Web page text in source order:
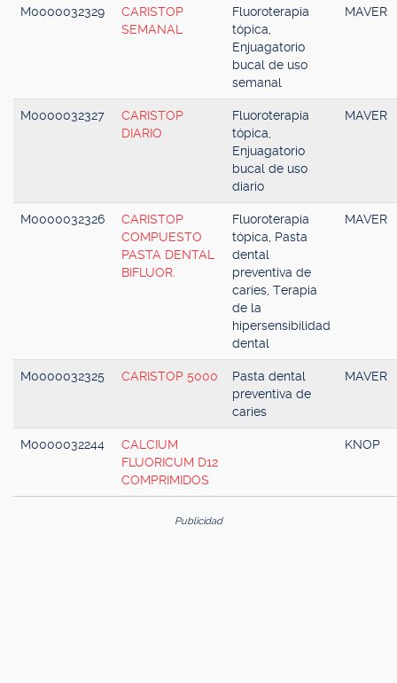
M0000032329
CARISTOP
SEMANAL
Fluoroterapia
tópica,
Enjuagatorio
bucal de uso
semanal
MAVER
M0000032327
CARISTOP
DIARIO
Fluoroterapia
tópica,
Enjuagatorio
bucal de uso
diario
MAVER
M0000032326
CARISTOP
COMPUESTO
PASTA DENTAL
BIFLUOR.
Fluoroterapia
tópica, Pasta
dental
preventiva de
caries, Terapia
de la
hipersensibilidad
dental
MAVER
M0000032325 CARISTOP 5000
Pasta dental
preventiva de
caries
MAVER
M0000032244
CALCIUM
FLUORICUM D12
COMPRIMIDOS
KNOP
Publicidad